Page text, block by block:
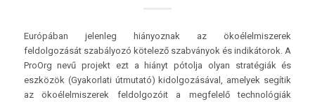
Európában jelenleg hiányoznak az ökoélelmiszerek
feldolgozását szabályozó kötelező szabványok és indikátorok. A
ProOrg nevű projekt ezt a hiányt pótolja olyan stratégiák és
eszközök (Gyakorlati útmutató) kidolgozásával, amelyek segítik
az ökoélelmiszerek feldolgozóit a megfelelő technológiák